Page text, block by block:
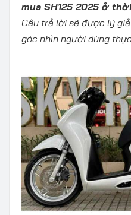
mua SH125 2025 ở
Câu trả lời sẽ được lý
góc nhìn người dùng